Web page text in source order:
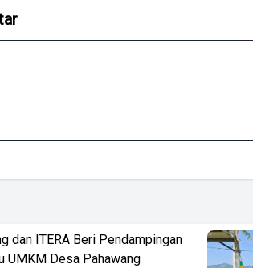
dan ITERA Beri Pendampingan
UMKM Desa Pahawang